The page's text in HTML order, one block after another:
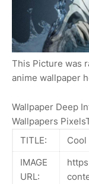
This Picture was
anime wallpaper
Wallpaper Deep
Wallpapers
TITLE:
Cool
IMAGE
URL: